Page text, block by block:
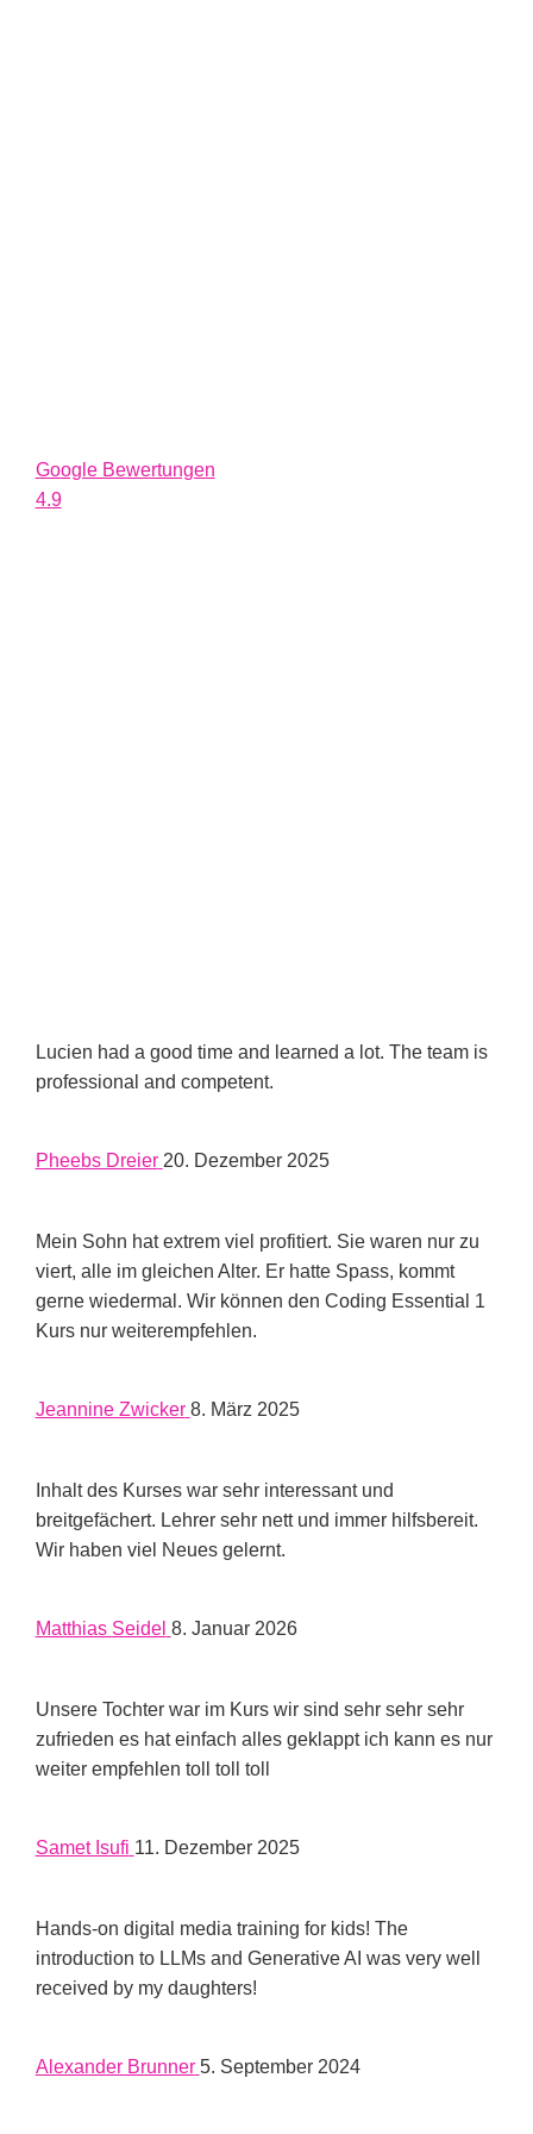
Google Bewertungen
4.9
Lucien had a good time and learned a lot. The team is
professional and competent.
Pheebs Dreier 20. Dezember 2025
Mein Sohn hat extrem viel profitiert. Sie waren nur zu
viert, alle im gleichen Alter. Er hatte Spass, kommt
gerne wiedermal. Wir können den Coding Essential 1
Kurs nur weiterempfehlen.
Jeannine Zwicker 8. März 2025
Inhalt des Kurses war sehr interessant und
breitgefächert. Lehrer sehr nett und immer hilfsbereit.
Wir haben viel Neues gelernt.
Matthias Seidel 8. Januar 2026
Unsere Tochter war im Kurs wir sind sehr sehr sehr
zufrieden es hat einfach alles geklappt ich kann es nur
weiter empfehlen toll toll toll
Samet Isufi 11. Dezember 2025
Hands-on digital media training for kids! The
introduction to LLMs and Generative AI was very well
received by my daughters!
Alexander Brunner 5. September 2024